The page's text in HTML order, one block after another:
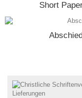
Short